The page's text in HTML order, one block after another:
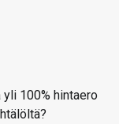
yli 100% hintaero